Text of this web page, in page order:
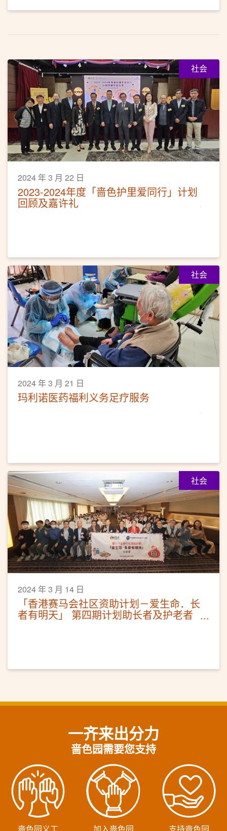
社会
2024 年 3 月 22 日
2023-2024年度「啬色护里爱同行」计划
回顾及嘉许礼
社会
2024 年 3 月 21 日
玛利诺医药福利义务足疗服务
社会
2024 年 3 月 14 日
「香港赛马会社区资助计划－爱生命．长
者有明天」 第四期计划助长者及护老者
一齐来出分力
啬色园需要您支持
啬色园义工 加入啬色园 支持啬色园